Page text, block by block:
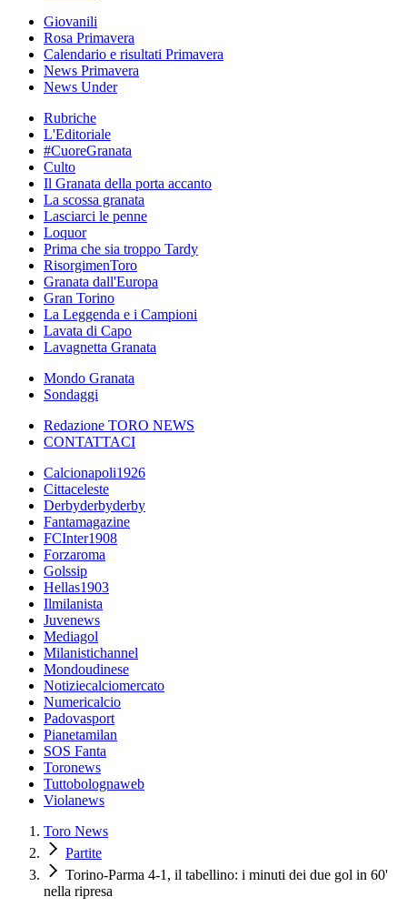
Giovanili
Rosa Primavera
Calendario e risultati Primavera
News Primavera
News Under
Rubriche
L'Editoriale
#CuoreGranata
Culto
Il Granata della porta accanto
La scossa granata
Lasciarci le penne
Loquor
Prima che sia troppo Tardy
RisorgimenToro
Granata dall'Europa
Gran Torino
La Leggenda e i Campioni
Lavata di Capo
Lavagnetta Granata
Mondo Granata
Sondaggi
Redazione TORO NEWS
CONTATTACI
Calcionapoli1926
Cittaceleste
Derbyderbyderby
Fantamagazine
FCInter1908
Forzaroma
Golssip
Hellas1903
Ilmilanista
Juvenews
Mediagol
Milanistichannel
Mondoudinese
Notiziecalciomercato
Numericalcio
Padovasport
Pianetamilan
SOS Fanta
Toronews
Tuttobolognaweb
Violanews
Toro News
Partite
Torino-Parma 4-1, il tabellino: i minuti dei due gol in 60'
nella ripresa